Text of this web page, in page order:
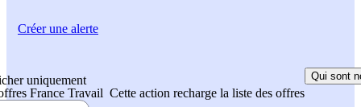
uniquement
France Travail Cette action recharge la liste des offres
Qui sont
Créer une alerte